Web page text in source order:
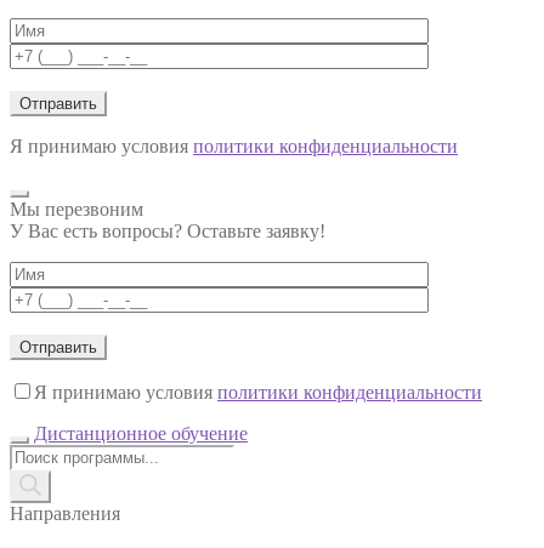
Я принимаю условия политики конфиденциальности
Мы перезвоним
У Вас есть вопросы? Оставьте заявку!
Я принимаю условия политики конфиденциальности
Дистанционное обучение
Поиск
товаров
Направления